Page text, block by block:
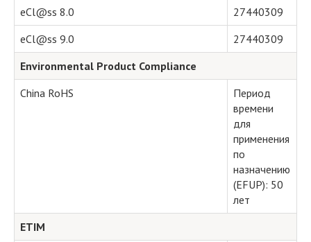
eCl@ss 8.0
27440309
eCl@ss 9.0
27440309
Environmental Product Compliance
China RoHS
Период
времени
для
применения
по
назначению
(EFUP): 50
лет
ETIM